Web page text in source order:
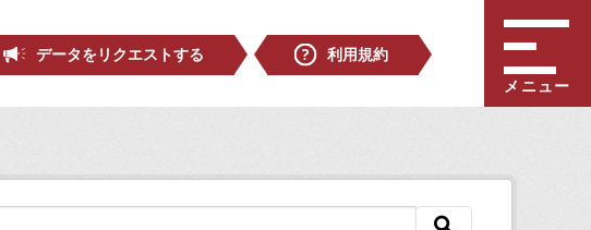
データをリクエストする
利用規約
メニュー